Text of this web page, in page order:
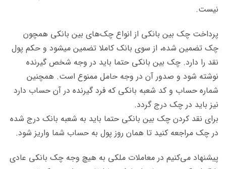
نیست.
پرداخت چک بین بانکی از انواع چک‌های بین بانکی همچون
چک تضمین شده، از سوی بانک کاملا تضمین می‏شود و حکم پول
نقد را دارد. چک بین بانکی حتما باید در وجه شخص گیرنده
نوشته شود و صدور آن در وجه حامل ممنوع است. همچنین
شماره حساب و کد شعبه بانکی که فرد گیرنده در آن حساب دارد
نیز باید در چک درج گردد.
برای نقد کردن چک بین بانکی حتما باید به شعبه بانک درج شده
در چک مراجعه کنید تا همان روز پول به حساب شما واریز شود.
پیشنهاد می‌کنیم در معاملات ملکی به هیچ وجه چک بانکی عادی